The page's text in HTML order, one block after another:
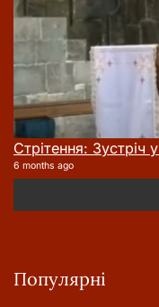
Стрітення: Зустріч
6 months ago
Популярні